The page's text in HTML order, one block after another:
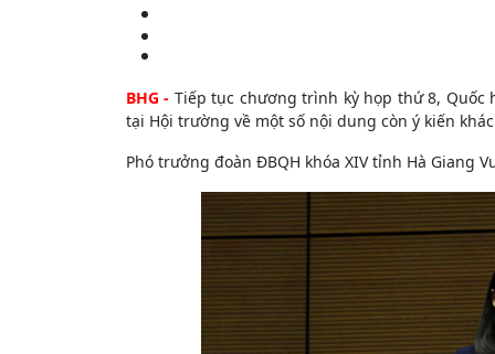
BHG - Tiếp tục chương trình kỳ họp thứ 8, Quốc
tại Hội trường về một số nội dung còn ý kiến
Phó trưởng đoàn ĐBQH khóa XIV tỉnh Hà Giang